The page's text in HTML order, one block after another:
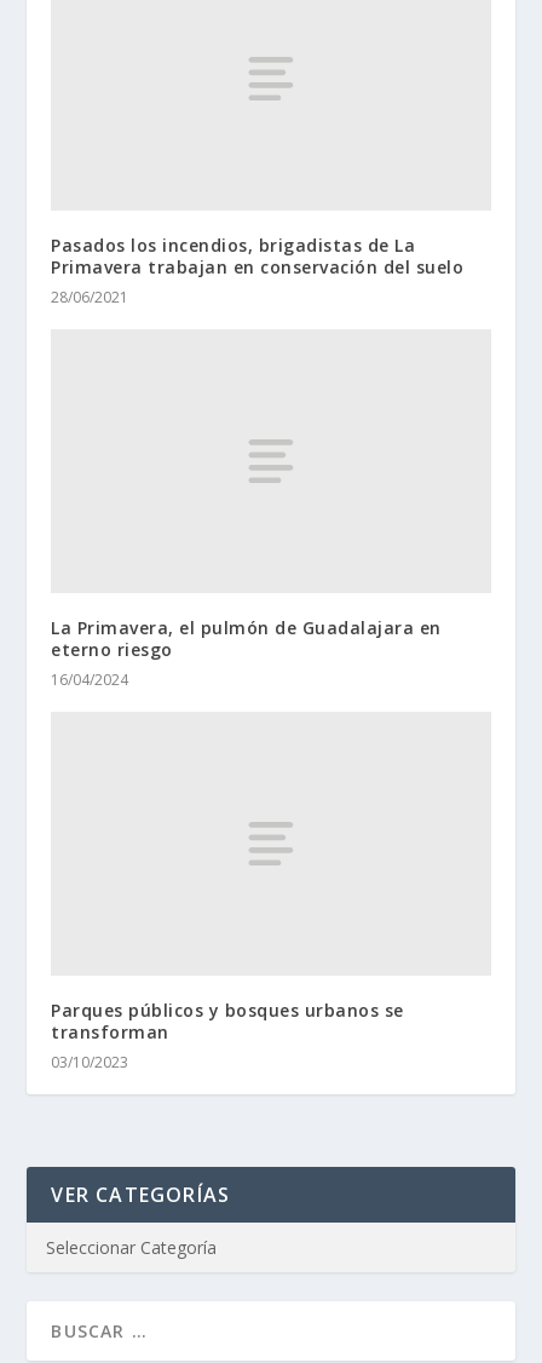
Pasados los incendios, brigadistas de La
Primavera trabajan en conservación del suelo
28/06/2021
La Primavera, el pulmón de Guadalajara en
eterno riesgo
16/04/2024
Parques públicos y bosques urbanos se
transforman
03/10/2023
VER CATEGORÍAS